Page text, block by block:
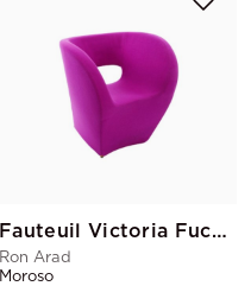
Fauteuil Victoria Fuchsia
Ron Arad
Moroso